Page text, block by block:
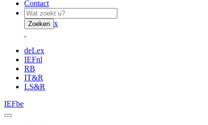
Contact
Zoeken x
deLex
IEFnl
RB
IT&R
LS&R
IEFbe